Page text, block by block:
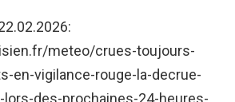
meteo/crues-toujours-
en-vigilance-rouge-la-decrue-
des-prochaines-24-heures-